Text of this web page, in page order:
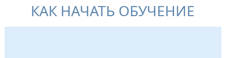
КАК НАЧАТЬ ОБУЧЕНИЕ